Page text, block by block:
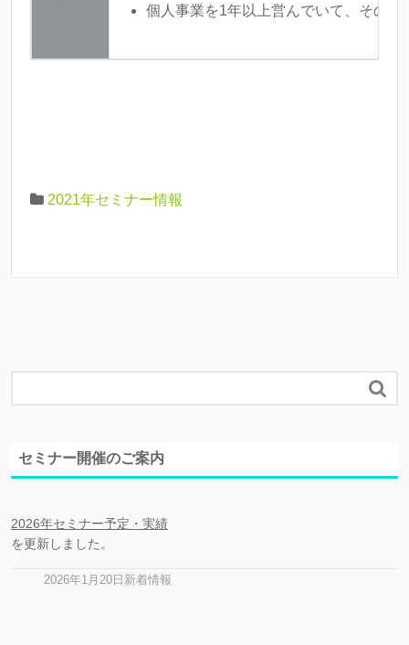
個人事業を1年以上営んでいて、その
2021年セミナー情報

セミナー開催のご案内
2026年セミナー予定・実績
を更新しました。
2026年1月20日新着情報